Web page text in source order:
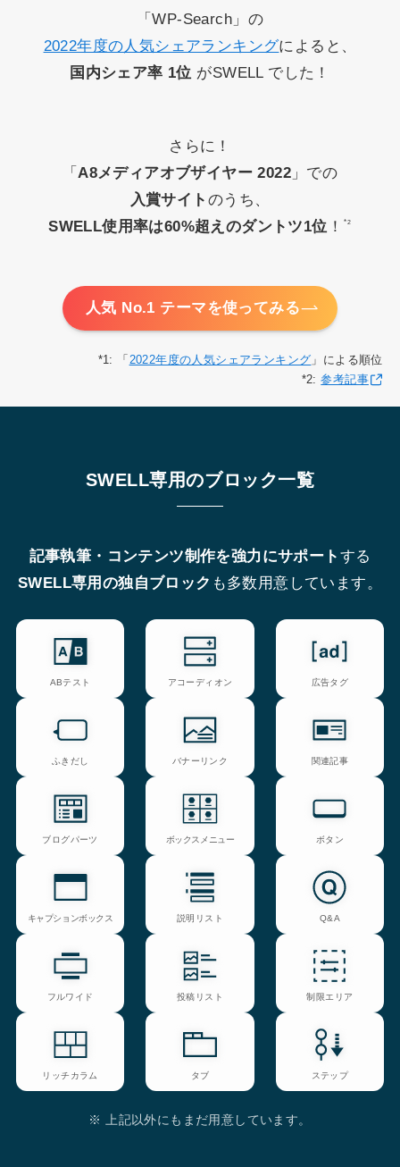
「WP-Search」の
2022年度の人気シェアランキングによると、
国内シェア率 1位 がSWELL でした！
さらに！
「 A8メディアオブザイヤー 2022 」での
入賞サイト のうち、
SWELL使用率は60%超えのダントツ1位 ！ *2
人気 No.1 テーマを使ってみる
*1: 「 2022年度の人気シェアランキング 」による順位
*2:参考記事
SWELL専用のブロック一覧
記事執筆・コンテンツ制作を強力にサポート する
SWELL専用の独自ブロック も多数用意しています。
ABテスト アコーディオン 広告タグ
ふきだし バナーリンク 関連記事
ブログパーツ ボックスメニュー ボタン
キャプションボックス 説明リスト Q&A
フルワイド 投稿リスト 制限エリア
リッチカラム タブ ステップ
※ 上記以外にもまだ用意しています。